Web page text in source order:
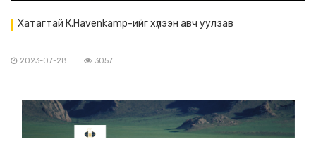
Хатагтай К.Havenkamp-ийг хүлээн авч уулзав
2023-07-28 3057